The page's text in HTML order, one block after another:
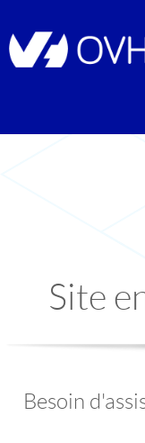
Site
Besoin